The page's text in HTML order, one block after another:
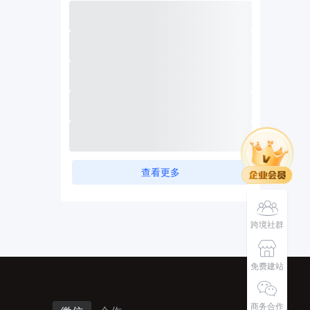
查看更多
跨境社群
免费建站
商务合作